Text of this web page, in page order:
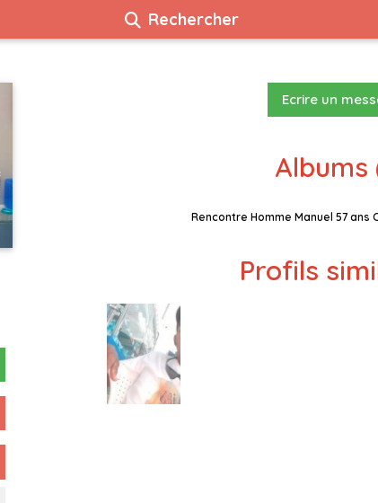
Rechercher
Ecrire un
Albums
Rencontre Homme Manuel 57 ans
Profils